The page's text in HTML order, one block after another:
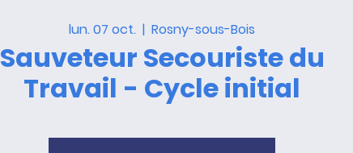
lun. 07 oct.
  |
Rosny-sous-Bois
Sauveteur Secouriste du
Travail - Cycle initial